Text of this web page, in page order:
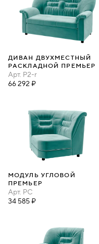
ДИВАН ДВУХМЕСТНЫЙ
РАСКЛАДНОЙ ПРЕМЬЕР
Арт. P2-r
66 292 ₽
МОДУЛЬ УГЛОВОЙ
ПРЕМЬЕР
Арт. PC
34 585 ₽